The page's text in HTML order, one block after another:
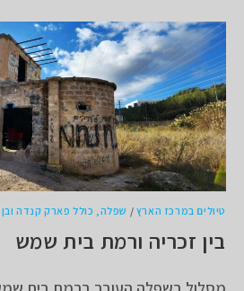
טיולים במרכז הארץ / שפלה, כולל פארק קנדה
בין זכריה ורמת בית שמש